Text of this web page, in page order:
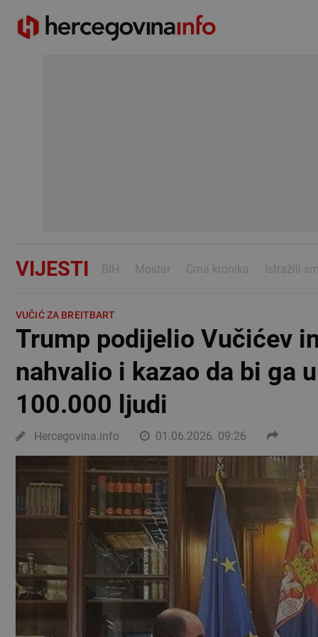
VIJESTI BIH Mostar Crna kronika Istražili
VUČIĆ ZA BREITBART
Trump podijelio Vučićev
nahvalio i kazao da bi ga
100.000 ljudi
Hercegovina.info 01.06.2026. 09:26